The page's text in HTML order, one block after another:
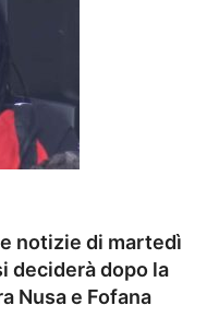
notizie di martedì
deciderà dopo la
Nusa e Fofana